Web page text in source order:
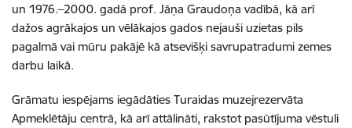
un 1976.–2000. gadā prof. Jāņa Graudoņa vadībā, kā arī
dažos agrākajos un vēlākajos gados nejauši uzietas pils
pagalmā vai mūru pakājē kā atsevišķi savrupatradumi zemes
darbu laikā.
Grāmatu iespējams iegādāties Turaidas muzejrezervāta
Apmeklētāju centrā, kā arī attālināti, rakstot pasūtījuma vēstuli